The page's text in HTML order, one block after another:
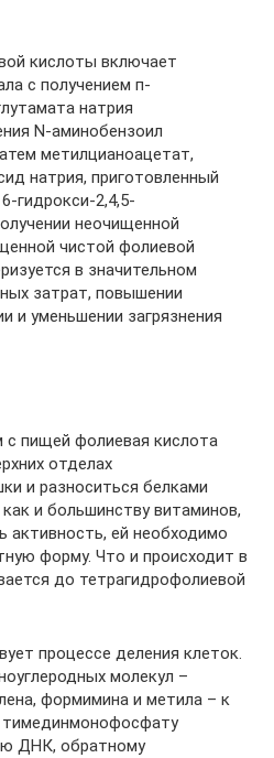
кислоты включает
с получением п-
натрия
N-аминобензоил
метилцианоацетат,
натрия, приготовленный
гидрокси-2,4,5-
неочищенной
чистой фолиевой
в значительном
затрат, повышении
и уменьшении загрязнения
пищей фолиевая кислота
отделах
и разноситься белками
и большинству витаминов,
активность, ей необходимо
форму. Что и происходит в
до тетрагидрофолиевой
процессе деления клеток.
молекул –
формимина и метила – к
тимединмонофосфату
ДНК, обратному